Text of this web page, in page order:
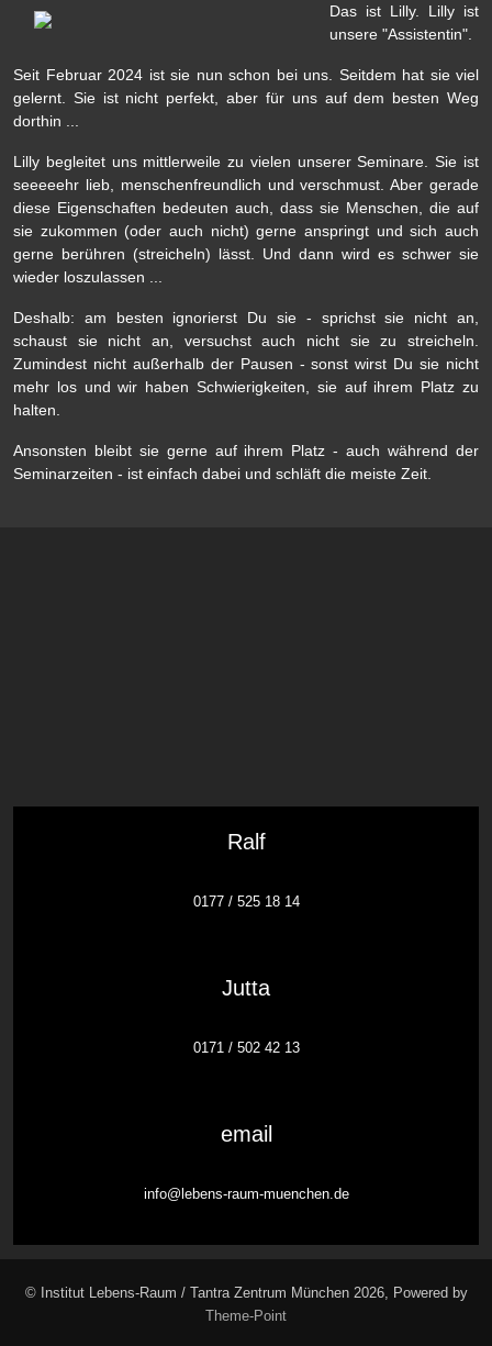
Das ist Lilly. Lilly ist
unsere "Assistentin".
Seit Februar 2024 ist sie nun schon bei uns. Seitdem hat sie viel
gelernt. Sie ist nicht perfekt, aber für uns auf dem besten Weg
dorthin ...
Lilly begleitet uns mittlerweile zu vielen unserer Seminare. Sie ist
seeeeehr lieb, menschenfreundlich und verschmust. Aber gerade
diese Eigenschaften bedeuten auch, dass sie Menschen, die auf
sie zukommen (oder auch nicht) gerne anspringt und sich auch
gerne berühren (streicheln) lässt. Und dann wird es schwer sie
wieder loszulassen ...
Deshalb: am besten ignorierst Du sie - sprichst sie nicht an,
schaust sie nicht an, versuchst auch nicht sie zu streicheln.
Zumindest nicht außerhalb der Pausen - sonst wirst Du sie nicht
mehr los und wir haben Schwierigkeiten, sie auf ihrem Platz zu
halten.
Ansonsten bleibt sie gerne auf ihrem Platz - auch während der
Seminarzeiten - ist einfach dabei und schläft die meiste Zeit.
Ralf
0177 / 525 18 14
Jutta
0171 / 502 42 13
email
info@lebens-raum-muenchen.de
© Institut Lebens-Raum / Tantra Zentrum München 2026, Powered by
Theme-Point